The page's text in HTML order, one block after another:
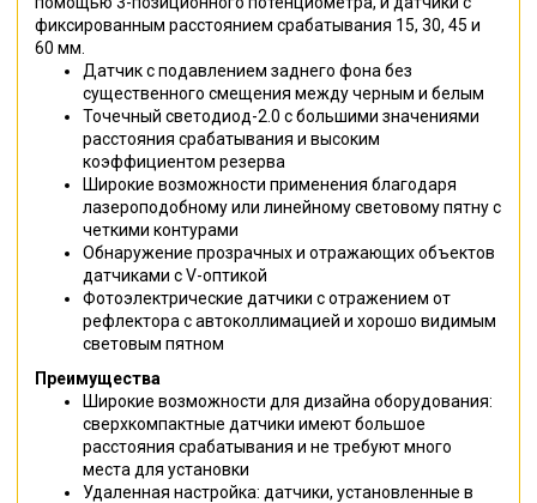
фиксированным расстоянием срабатывания 15, 30, 45 и
60 мм.
Датчик с подавлением заднего фона без
существенного смещения между черным и белым
Точечный светодиод-2.0 с большими значениями
расстояния срабатывания и высоким
коэффициентом резерва
Широкие возможности применения благодаря
лазероподобному или линейному световому пятну с
четкими контурами
Обнаружение прозрачных и отражающих объектов
датчиками с V-оптикой
Фотоэлектрические датчики с отражением от
рефлектора с автоколлимацией и хорошо видимым
световым пятном
Преимущества
Широкие возможности для дизайна оборудования:
сверхкомпактные датчики имеют большое
расстояния срабатывания и не требуют много
места для установки
Удаленная настройка: датчики, установленные в